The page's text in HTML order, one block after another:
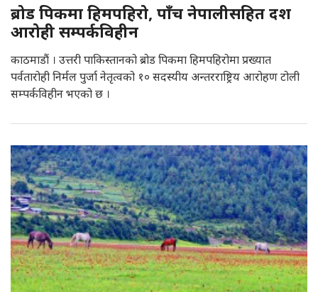
ब्रोड पिकमा हिमपहिरो, पाँच नेपालीसहित दश
आरोही सम्पर्कविहीन
काठमाडौं । उत्तरी पाकिस्तानको ब्रोड पिकमा हिमपहिरोमा प्रख्यात
पर्वतारोही निर्मल पुर्जा नेतृत्वको १० सदस्यीय अन्तरराष्ट्रिय आरोहण टोली
सम्पर्कविहीन भएको छ ।